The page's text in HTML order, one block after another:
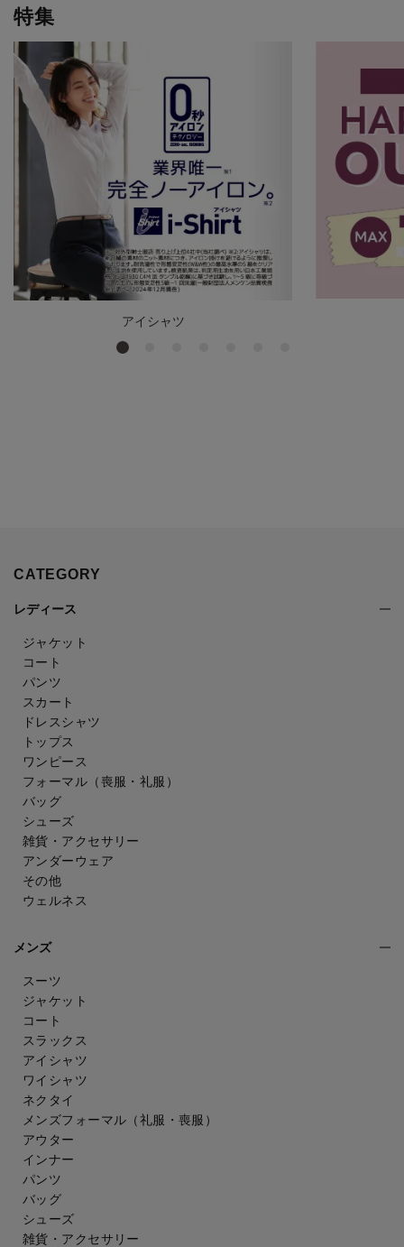
特集
アイシャツ
CATEGORY
レディース
ジャケット
コート
パンツ
スカート
ドレスシャツ
トップス
ワンピース
フォーマル（喪服・礼服）
バッグ
シューズ
雑貨・アクセサリー
アンダーウェア
その他
ウェルネス
メンズ
スーツ
ジャケット
コート
スラックス
アイシャツ
ワイシャツ
ネクタイ
メンズフォーマル （礼服・喪服）
アウター
インナー
パンツ
バッグ
シューズ
雑貨・アクセサリー